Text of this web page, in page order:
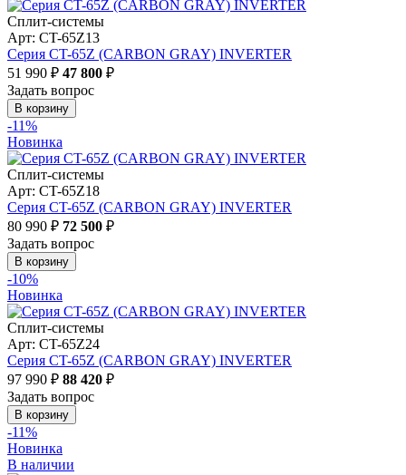
Сплит-системы
Арт: CT-65Z13
Серия CT-65Z (CARBON GRAY) INVERTER
51 990 ₽ 47 800 ₽
Задать вопрос
В корзину
-11%
Новинка
Сплит-системы
Арт: CT-65Z18
Серия CT-65Z (CARBON GRAY) INVERTER
80 990 ₽ 72 500 ₽
Задать вопрос
В корзину
-10%
Новинка
Сплит-системы
Арт: CT-65Z24
Серия CT-65Z (CARBON GRAY) INVERTER
97 990 ₽ 88 420 ₽
Задать вопрос
В корзину
-11%
Новинка
В наличии